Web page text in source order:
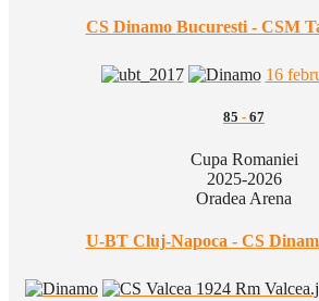
CS Dinamo Bucuresti - CSM
16
85 - 67
Cupa Romaniei
2025-2026
Oradea Arena
U-BT Cluj-Napoca - CS